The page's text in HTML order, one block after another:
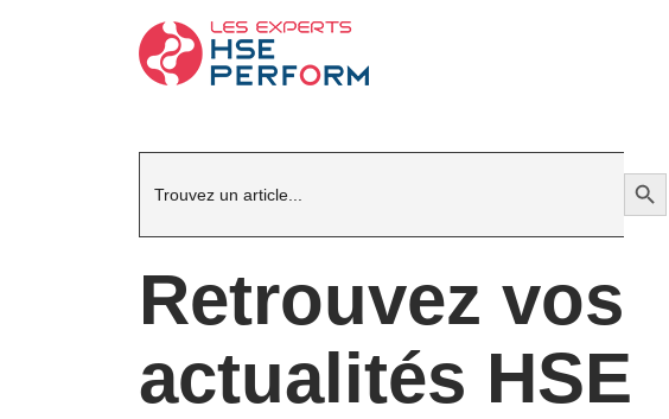
Search
Search Button
Retrouvez vos
actualités HSE